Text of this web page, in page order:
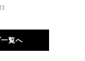
ニムにボリューミーな
覧へ